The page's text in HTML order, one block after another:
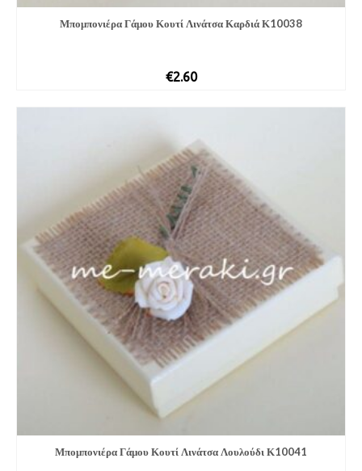
Μπομπονιέρα Γάμου Κουτί Λινάτσα Καρδιά Κ10038
€2.60
Μπομπονιέρα Γάμου Κουτί Λινάτσα Λουλούδι Κ10041